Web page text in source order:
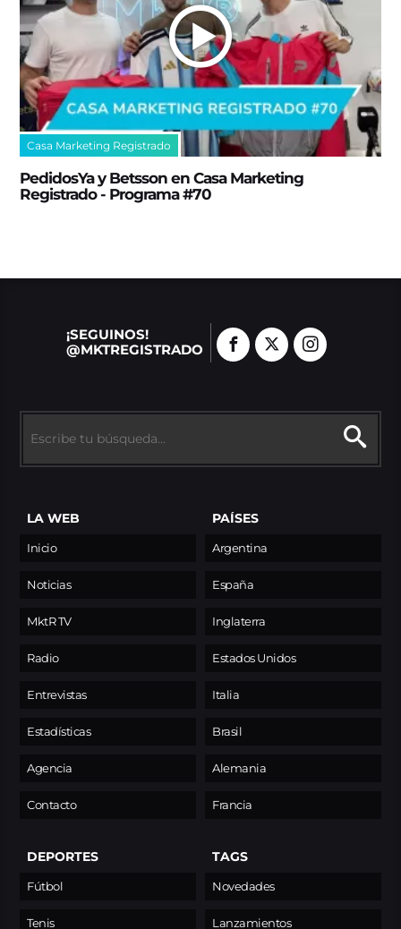
Casa Marketing Registrado
PedidosYa y Betsson en Casa Marketing
Registrado - Programa #70
¡SEGUINOS!
@MKTREGISTRADO
LA WEB
Inicio
Noticias
MktR TV
Radio
Entrevistas
Estadísticas
Agencia
Contacto
PAÍSES
Argentina
España
Inglaterra
Estados Unidos
Italia
Brasil
Alemania
Francia
DEPORTES
Fútbol
Tenis
TAGS
Novedades
Lanzamientos